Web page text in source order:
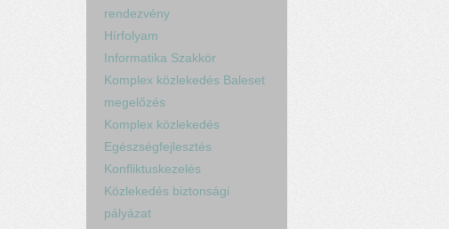
rendezvény
Hírfolyam
Informatika Szakkör
Komplex közlekedés Baleset
megelőzés
Komplex közlekedés
Egészségfejlesztés
Konfliktuskezelés
Közlekedés biztonsági
pályázat